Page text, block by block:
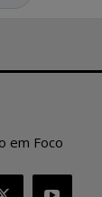
em Foco